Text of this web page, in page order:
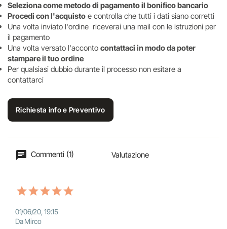
Seleziona come metodo di pagamento il bonifico bancario
Procedi con l'acquisto e controlla che tutti i dati siano corretti
Una volta inviato l'ordine riceverai una mail con le istruzioni per
il pagamento
Una volta versato l'acconto contattaci in modo da poter
stampare il tuo ordine
Per qualsiasi dubbio durante il processo non esitare a
contattarci
Richiesta info e Preventivo
Commenti (1) Valutazione
01/06/20, 19:15
Da Mirco